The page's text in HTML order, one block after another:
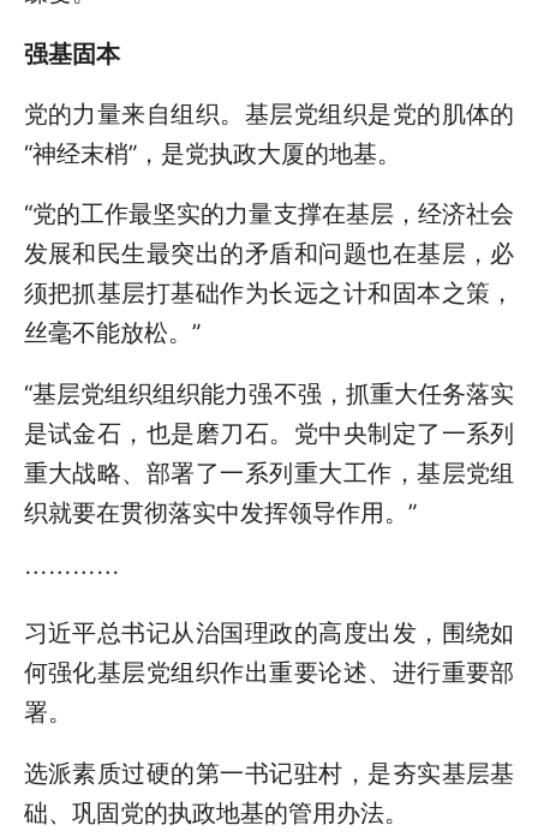
强基固本
党的力量来自组织。基层党组织是党的肌体的
“神经末梢”，是党执政大厦的地基。
“党的工作最坚实的力量支撑在基层，经济社会
发展和民生最突出的矛盾和问题也在基层，必
须把抓基层打基础作为长远之计和固本之策，
丝毫不能放松。”
“基层党组织组织能力强不强，抓重大任务落实
是试金石，也是磨刀石。党中央制定了一系列
重大战略、部署了一系列重大工作，基层党组
织就要在贯彻落实中发挥领导作用。”
…………
习近平总书记从治国理政的高度出发，围绕如
何强化基层党组织作出重要论述、进行重要部
署。
选派素质过硬的第一书记驻村，是夯实基层基
础、巩固党的执政地基的管用办法。